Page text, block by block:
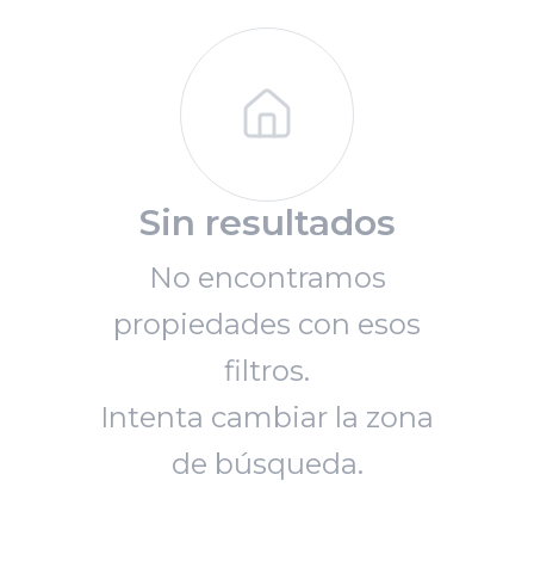
Sin resultados
No encontramos
propiedades con esos
filtros.
Intenta cambiar la zona
de búsqueda.